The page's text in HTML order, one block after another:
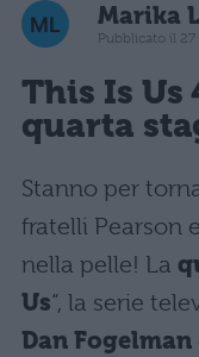
Marika
Pubblicato il 27
This Is Us
quarta
Stanno per
fratelli Pearson
nella pelle! La
Us“, la serie
Dan Fogelman